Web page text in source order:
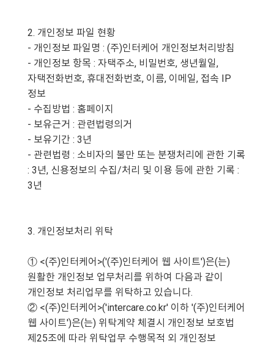
2. 개인정보 파일 현황
- 개인정보 파일명 : (주)인터케어 개인정보처리방침
- 개인정보 항목 : 자택주소, 비밀번호, 생년월일,
자택전화번호, 휴대전화번호, 이름, 이메일, 접속 IP
정보
- 수집방법 : 홈페이지
- 보유근거 : 관련법령의거
- 보유기간 : 3년
- 관련법령 : 소비자의 불만 또는 분쟁처리에 관한 기록
: 3년, 신용정보의 수집/처리 및 이용 등에 관한 기록 :
3년
3. 개인정보처리 위탁
① <(주)인터케어>('(주)인터케어 웹 사이트')은(는)
원활한 개인정보 업무처리를 위하여 다음과 같이
개인정보 처리업무를 위탁하고 있습니다.
② <(주)인터케어>('intercare.co.kr' 이하 '(주)인터케어
웹 사이트')은(는) 위탁계약 체결시 개인정보 보호법
제25조에 따라 위탁업무 수행목적 외 개인정보